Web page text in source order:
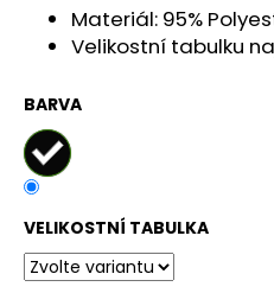
Materiál: 95%
Velikostní tabulku
BARVA
VELIKOSTNÍ TABULKA
HLEDAT
D
o
p
o
r
u
č